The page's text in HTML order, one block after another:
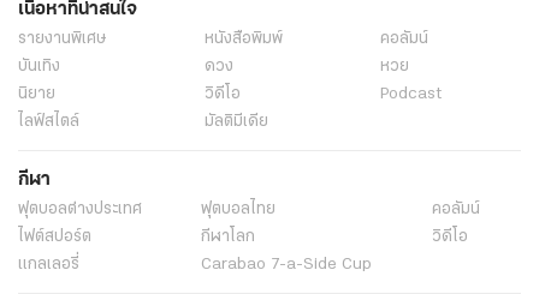
เนื้อหาที่น่าสนใจ
รายงานพิเศษ หนังสือพิมพ์
คอลัมน์
บันเทิง
ดวง
หวย
นิยาย
วิดีโอ
Podcast
ไลฟ์สไตล์
มัลติมีเดีย
กีฬา
ฟุตบอลต่่างประเทศ ฟุตบอลไทย
คอลัมน์
ไฟต์สปอร์ต
กีฬาโลก
วิดีโอ
แกลเลอรี่
Carabao 7-a-Side Cup